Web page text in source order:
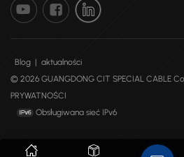
Blog | aktualności
© 2026 GUANGDONG CIT SPECIAL CABLE
PRYWATNOŚCI
Obsługiwana sieć IPv6